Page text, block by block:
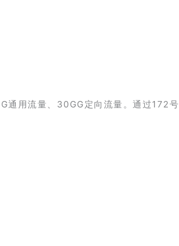
通用流量、30GG定向流量。通过172号